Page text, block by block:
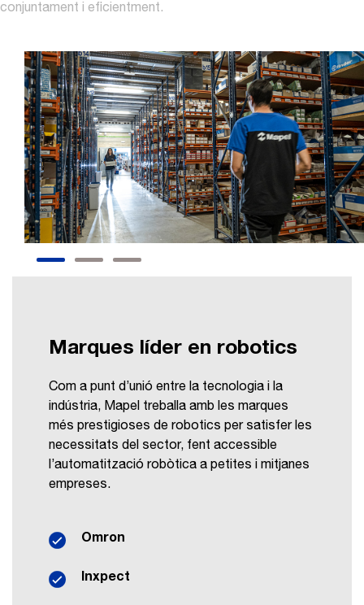
conjuntament i eficientment.
Marques líder en robotics
Com a punt d’unió entre la tecnologia i la
indústria, Mapel treballa amb les marques
més prestigioses de robotics per satisfer les
necessitats del sector, fent accessible
l’automatització robòtica a petites i mitjanes
empreses.
Omron
Inxpect